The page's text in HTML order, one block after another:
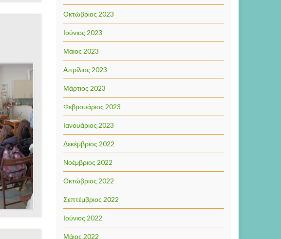
Οκτώβριος 2023
Ιούνιος 2023
Μάιος 2023
Απρίλιος 2023
Μάρτιος 2023
Φεβρουάριος 2023
Ιανουάριος 2023
Δεκέμβριος 2022
Νοέμβριος 2022
Οκτώβριος 2022
Σεπτέμβριος 2022
Ιούνιος 2022
Μάιος 2022